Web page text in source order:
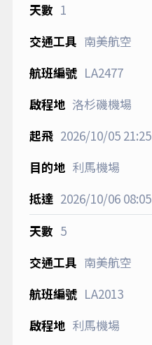
1
南美航空
LA2477
洛杉磯機場
2026/10/0521:25
利馬機場
2026/10/0608:05
5
南美航空
LA2013
利馬機場